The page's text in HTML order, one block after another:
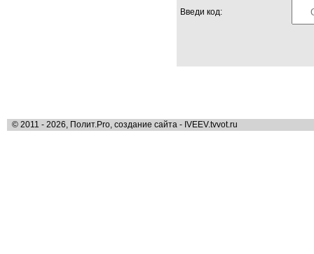
Введи код:
© 2011 - 2026, Полит.Pro, создание сайта - IVEEV.tvvot.ru